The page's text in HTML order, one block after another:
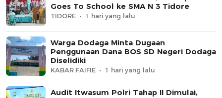
Goes To School ke SMA N 3 Tidore
TIDORE 1 hari yang lalu
Warga Dodaga Minta Dugaan
Penggunaan Dana BOS SD Negeri Dodaga
Diselidiki
KABAR FAIFIE 1 hari yang lalu
Audit Itwasum Polri Tahap II Dimulai,